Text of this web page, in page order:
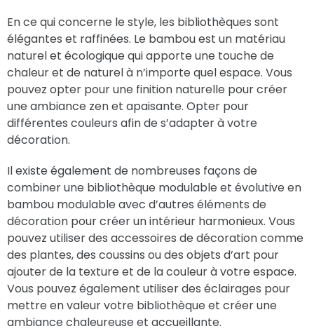
En ce qui concerne le style, les bibliothèques sont
élégantes et raffinées. Le bambou est un matériau
naturel et écologique qui apporte une touche de
chaleur et de naturel à n’importe quel espace. Vous
pouvez opter pour une finition naturelle pour créer
une ambiance zen et apaisante. Opter pour
différentes couleurs afin de s’adapter à votre
décoration.
Il existe également de nombreuses façons de
combiner une bibliothèque modulable et évolutive en
bambou modulable avec d’autres éléments de
décoration pour créer un intérieur harmonieux. Vous
pouvez utiliser des accessoires de décoration comme
des plantes, des coussins ou des objets d’art pour
ajouter de la texture et de la couleur à votre espace.
Vous pouvez également utiliser des éclairages pour
mettre en valeur votre bibliothèque et créer une
ambiance chaleureuse et accueillante.